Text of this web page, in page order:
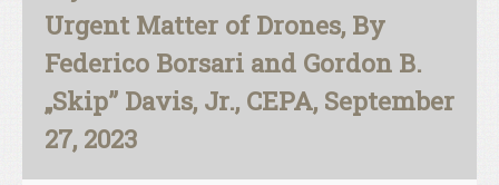
Urgent Matter of Drones, By
Federico Borsari and Gordon B.
„Skip” Davis, Jr., CEPA, September
27, 2023